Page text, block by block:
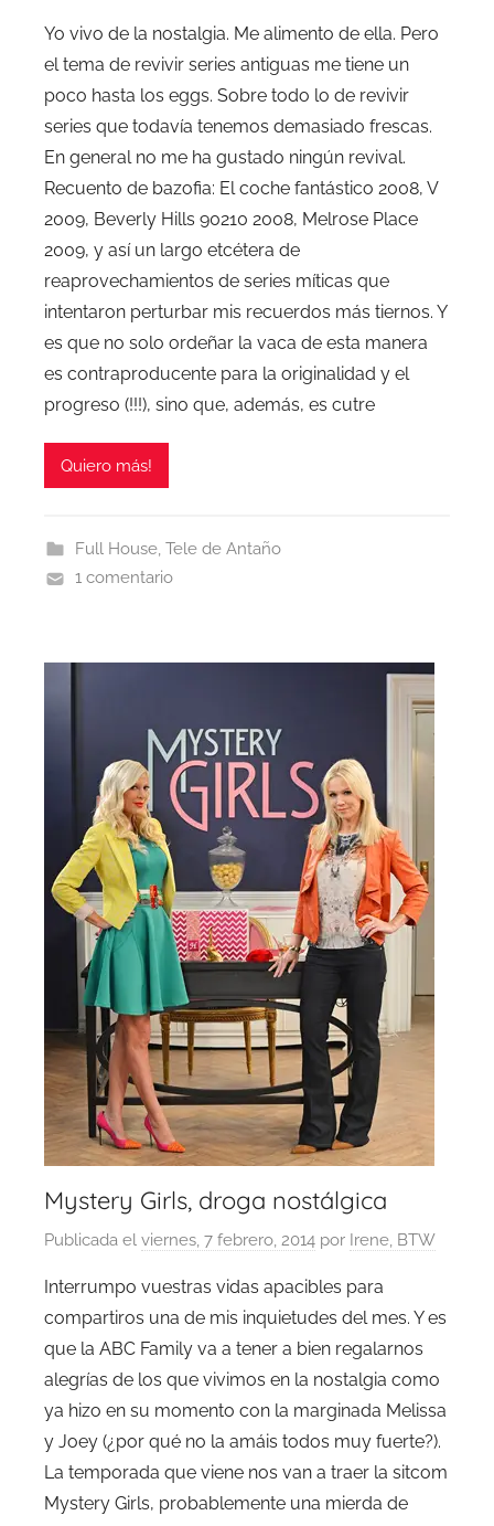
Yo vivo de la nostalgia. Me alimento de ella. Pero
el tema de revivir series antiguas me tiene un
poco hasta los eggs. Sobre todo lo de revivir
series que todavía tenemos demasiado frescas.
En general no me ha gustado ningún revival.
Recuento de bazofia: El coche fantástico 2008, V
2009, Beverly Hills 90210 2008, Melrose Place
2009, y así un largo etcétera de
reaprovechamientos de series míticas que
intentaron perturbar mis recuerdos más tiernos. Y
es que no solo ordeñar la vaca de esta manera
es contraproducente para la originalidad y el
progreso (!!!), sino que, además, es cutre
Quiero más!
Full House, Tele de Antaño
1 comentario
Mystery Girls, droga nostálgica
Publicada el viernes, 7 febrero, 2014 por Irene, BTW
Interrumpo vuestras vidas apacibles para
compartiros una de mis inquietudes del mes. Y es
que la ABC Family va a tener a bien regalarnos
alegrías de los que vivimos en la nostalgia como
ya hizo en su momento con la marginada Melissa
y Joey (¿por qué no la amáis todos muy fuerte?).
La temporada que viene nos van a traer la sitcom
Mystery Girls, probablemente una mierda de